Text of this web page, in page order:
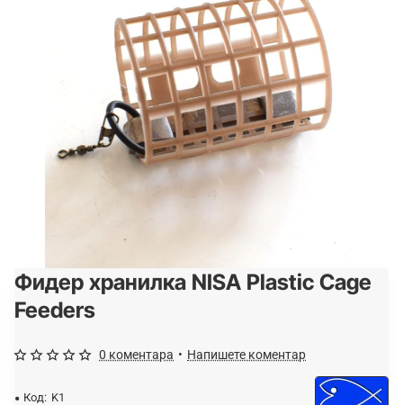
Спрян от производство
Фидер хранилка NISA Plastic Cage
Feeders
Код: K1
0 коментара • Напишете коментар